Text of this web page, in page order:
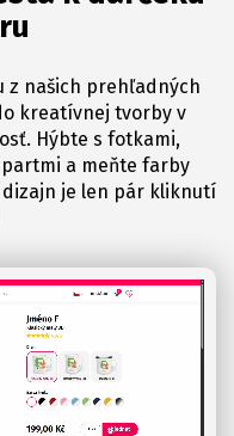
z našich prehľadných
kreatívnej tvorby v
Hýbte s fotkami,
a meňte farby
dizajn je len pár kliknutí